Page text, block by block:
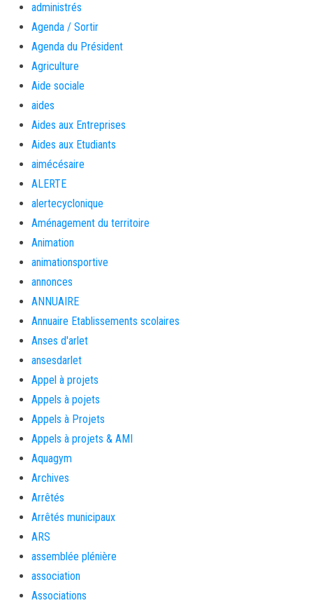
administrés
Agenda / Sortir
Agenda du Président
Agriculture
Aide sociale
aides
Aides aux Entreprises
Aides aux Etudiants
aimécésaire
ALERTE
alertecyclonique
Aménagement du territoire
Animation
animationsportive
annonces
ANNUAIRE
Annuaire Etablissements scolaires
Anses d'arlet
ansesdarlet
Appel à projets
Appels à pojets
Appels à Projets
Appels à projets & AMI
Aquagym
Archives
Arrêtés
Arrêtés municipaux
ARS
assemblée plénière
association
Associations